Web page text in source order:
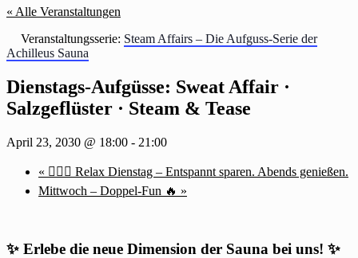
« Alle Veranstaltungen
Veranstaltungsserie: Steam Affairs – Die Aufguss-Serie der
Achilleus Sauna
Dienstags-Aufgüsse: Sweat Affair ·
Salzgeflüster · Steam & Tease
April 23, 2030 @ 18:00 - 21:00
« 🧖‍♂️✨ Relax Dienstag – Entspannt sparen. Abends genießen.
Mittwoch – Doppel-Fun 🔥 »
✨ Erlebe die neue Dimension der Sauna bei uns! ✨